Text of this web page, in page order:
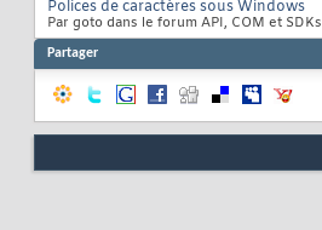
Polices de caractères sous Windows
Par goto dans le forum API, COM et SDKs
Partager